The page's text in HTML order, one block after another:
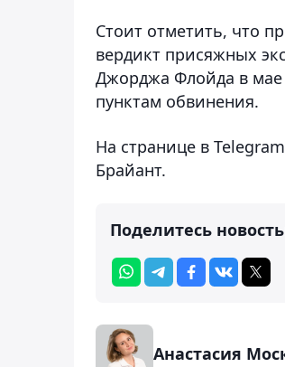
Стоит отметить, что
вердикт присяжных
Джорджа Флойда в
пунктам обвинения.
На странице в
Брайант.
Поделитесь
Анастасия